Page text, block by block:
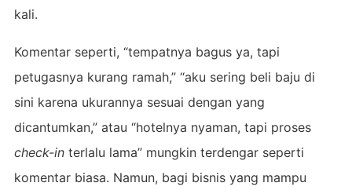
kali.
Komentar seperti, “tempatnya bagus ya, tapi
petugasnya kurang ramah,” “aku sering beli baju di
sini karena ukurannya sesuai dengan yang
dicantumkan,” atau “hotelnya nyaman, tapi proses
check-interlalu lama” mungkin terdengar seperti
komentar biasa. Namun, bagi bisnis yang mampu